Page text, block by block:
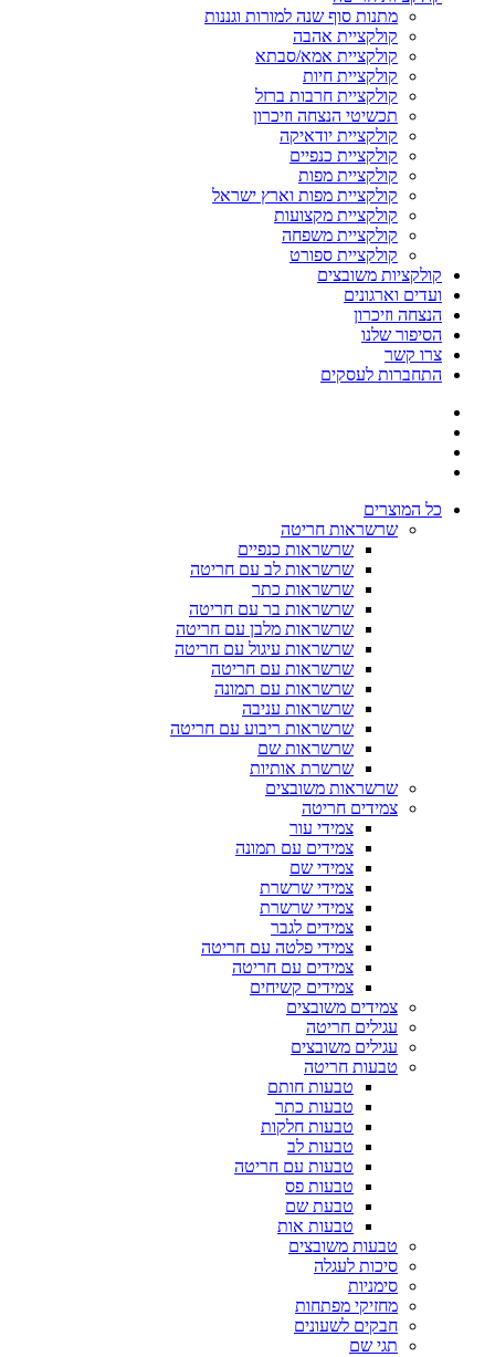
מתנות סוף שנה למורות וגננות
קולקציית אהבה
קולקציית אמא/סבתא
קולקציית חיות
קולקציית חרבות ברזל
תכשיטי הנצחה וזיכרון
קולקציית יודאיקה
קולקציית כנפיים
קולקציית מפות
קולקציית מפות וארץ ישראל
קולקציית מקצועות
קולקציית משפחה
קולקציית ספורט
קולקציות משובצים
ועדים וארגונים
הנצחה וזיכרון
הסיפור שלנו
צרו קשר
התחברות לעסקים
כל המוצרים
שרשראות חריטה
שרשראות כנפיים
שרשראות לב עם חריטה
שרשראות כתר
שרשראות בר עם חריטה
שרשראות מלבן עם חריטה
שרשראות עיגול עם חריטה
שרשראות עם חריטה
שרשראות עם תמונה
שרשראות עניבה
שרשראות ריבוע עם חריטה
שרשראות שם
שרשרת אותיות
שרשראות משובצים
צמידים חריטה
צמידי עור
צמידים עם תמונה
צמידי שם
צמידי שרשרת
צמידי שרשרת
צמידים לגבר
צמידי פלטה עם חריטה
צמידים עם חריטה
צמידים קשיחים
צמידים משובצים
עגילים חריטה
עגילים משובצים
טבעות חריטה
טבעות חותם
טבעות כתר
טבעות חלקות
טבעות לב
טבעות עם חריטה
טבעות פס
טבעת שם
טבעות אות
טבעות משובצים
סיכות לעגלה
סימניות
מחזיקי מפתחות
חבקים לשעונים
תגי שם